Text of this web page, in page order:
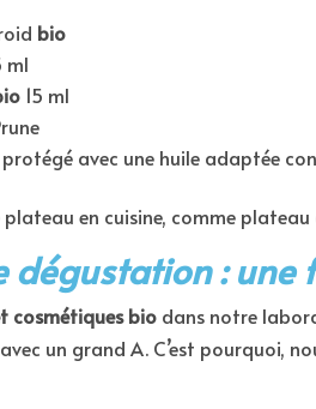
bio
ml
15 ml
protégé avec une huile adaptée
en cuisine, comme
dégustation :
cosmétiques bio dans notre
avec un grand A. C’est pourquoi,